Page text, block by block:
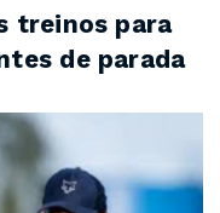
treinos para
de parada